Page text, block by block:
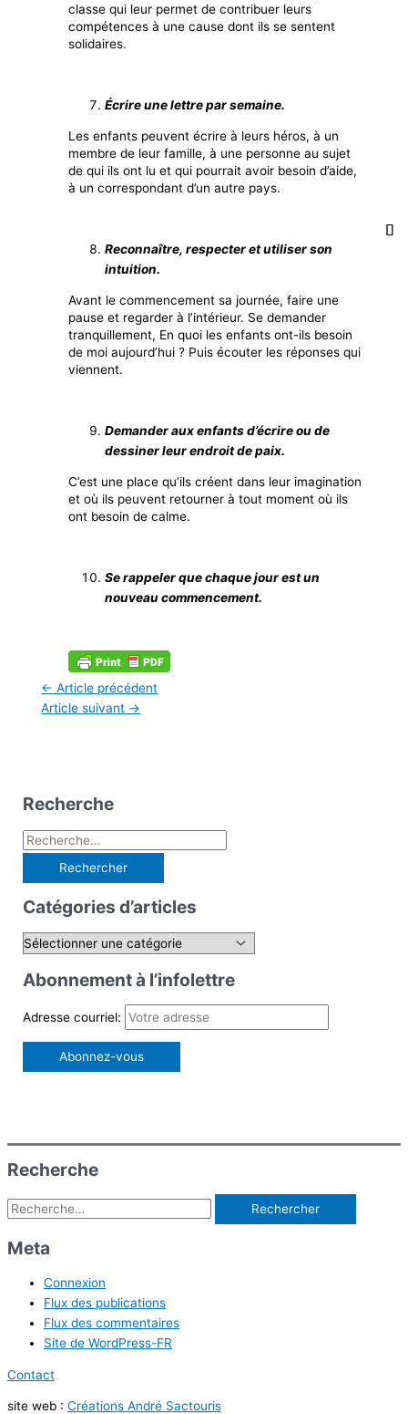
classe qui leur permet de contribuer leurs
compétences à une cause dont ils se sentent
solidaires.
Écrire une lettre par semaine.
Les enfants peuvent écrire à leurs héros, à un
membre de leur famille, à une personne au sujet
de qui ils ont lu et qui pourrait avoir besoin d’aide,
à un correspondant d’un autre pays.
Reconnaître, respecter et utiliser son
intuition.
Avant le commencement sa journée, faire une
pause et regarder à l’intérieur. Se demander
tranquillement, En quoi les enfants ont-ils besoin
de moi aujourd’hui ? Puis écouter les réponses qui
viennent.
Demander aux enfants d’écrire ou de
dessiner leur endroit de paix.
C’est une place qu’ils créent dans leur imagination
et où ils peuvent retourner à tout moment où ils
ont besoin de calme.
Se rappeler que chaque jour est un
nouveau commencement.
← Article précédent
Article suivant →
Recherche
R
h
e
c
h
Catégories d’articles
C
é
g
s
’
e
s
Abonnement à l’infolettre
Adresse courriel:
Recherche
Rechercher :
Meta
Connexion
Flux des publications
Flux des commentaires
Site de WordPress-FR
Contact
site web : Créations André Sactouris